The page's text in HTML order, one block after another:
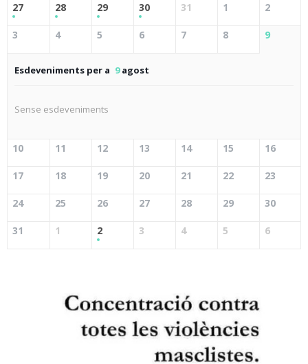
27 28 29 30 31 1 2
3 4 5 6 7 8 9
Esdeveniments per a 9agost
Sense esdeveniments
10 11 12 13 14 15 16
17 18 19 20 21 22 23
24 25 26 27 28 29 30
31 1 2 3 4 5 6